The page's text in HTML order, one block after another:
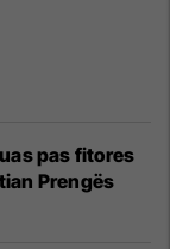
pas fitores
Prengës